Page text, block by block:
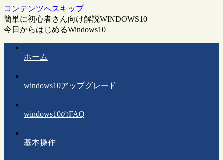
コンテンツへスキップ
簡単に初心者さん向け解説WINDOWS10
今日からはじめるWindows10
ホーム
windows10アップグレード
windows10のFAQ
基本操作